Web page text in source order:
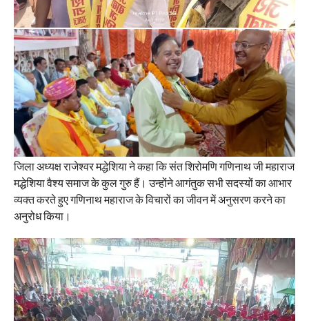
जिला अध्यक्ष राजेश्वर मद्धेशिया ने कहा कि संत शिरोमणि गणिनाथ जी महाराज
मद्धेशिया वैश्य समाज के कुल गुरु हैं। उन्होंने आगंतुक सभी सदस्यों का आभार
व्यक्त करते हुए गणिनाथ महाराज के विचारों का जीवन में अनुसरण करने का
अनुरोध किया।